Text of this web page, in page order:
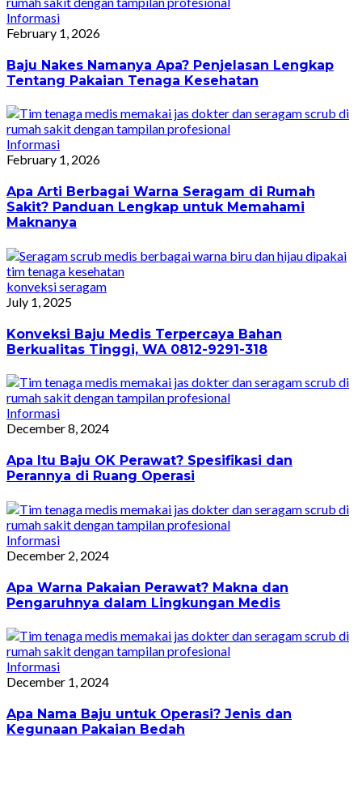
Informasi
February 1, 2026
Baju Nakes Namanya Apa? Penjelasan Lengkap
Tentang Pakaian Tenaga Kesehatan
Informasi
February 1, 2026
Apa Arti Berbagai Warna Seragam di Rumah
Sakit? Panduan Lengkap untuk Memahami
Maknanya
konveksi seragam
July 1, 2025
Konveksi Baju Medis Terpercaya Bahan
Berkualitas Tinggi, WA 0812-9291-318
Informasi
December 8, 2024
Apa Itu Baju OK Perawat? Spesifikasi dan
Perannya di Ruang Operasi
Informasi
December 2, 2024
Apa Warna Pakaian Perawat? Makna dan
Pengaruhnya dalam Lingkungan Medis
Informasi
December 1, 2024
Apa Nama Baju untuk Operasi? Jenis dan
Kegunaan Pakaian Bedah